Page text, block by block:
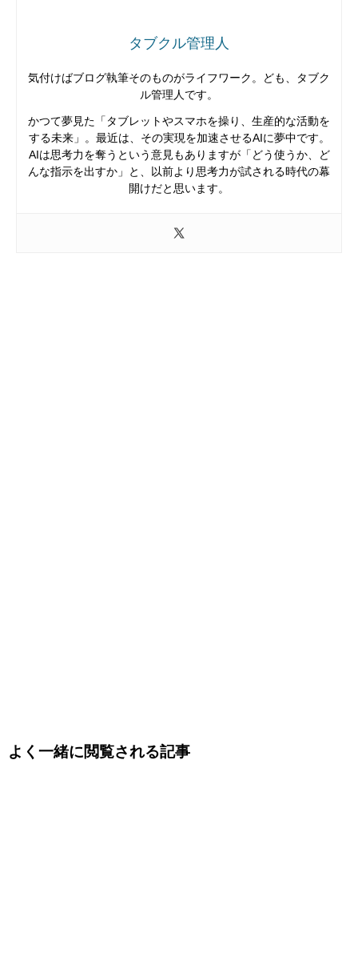
タブクル管理人
気付けばブログ執筆そのものがライフワーク。ども、タブク
ル管理人です。
かつて夢見た「タブレットやスマホを操り、生産的な活動を
する未来」。最近は、その実現を加速させるAIに夢中です。
AIは思考力を奪うという意見もありますが「どう使うか、ど
んな指示を出すか」と、以前より思考力が試される時代の幕
開けだと思います。
よく一緒に閲覧される記事